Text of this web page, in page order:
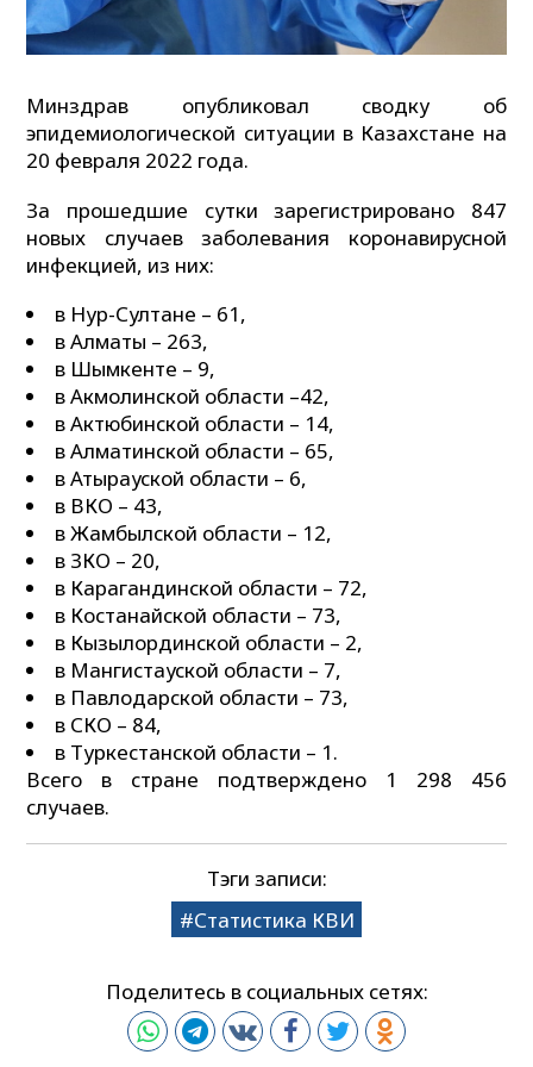
Минздрав опубликовал сводку об
эпидемиологической ситуации в Казахстане на
20 февраля 2022 года.
За прошедшие сутки зарегистрировано 847
новых случаев заболевания коронавирусной
инфекцией, из них:
в Нур-Султане – 61,
в Алматы – 263,
в Шымкенте – 9,
в Акмолинской области –42,
в Актюбинской области – 14,
в Алматинской области – 65,
в Атырауской области – 6,
в ВКО – 43,
в Жамбылской области – 12,
в ЗКО – 20,
в Карагандинской области – 72,
в Костанайской области – 73,
в Кызылординской области – 2,
в Мангистауской области – 7,
в Павлодарской области – 73,
в СКО – 84,
в Туркестанской области – 1.
Всего в стране подтверждено 1 298 456
случаев.
Тэги записи:
Статистика КВИ
Поделитесь в социальных сетях: